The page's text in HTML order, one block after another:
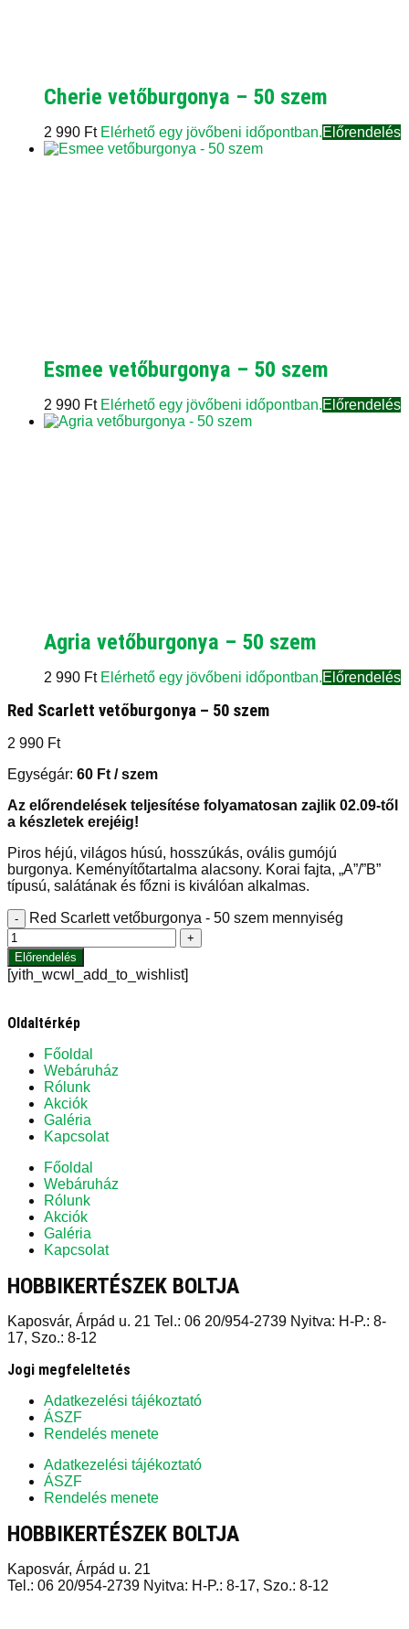
Cherie vetőburgonya – 50 szem
2 990 Ft Elérhető egy jövőbeni időpontban.Előrendelés
Esmee vetőburgonya – 50 szem
2 990 Ft Elérhető egy jövőbeni időpontban.Előrendelés
Agria vetőburgonya – 50 szem
2 990 Ft Elérhető egy jövőbeni időpontban.Előrendelés
Red Scarlett vetőburgonya – 50 szem
2 990 Ft
Egységár: 60 Ft / szem
Az előrendelések teljesítése folyamatosan zajlik 02.09-től
a készletek erejéig!
Piros héjú, világos húsú, hosszúkás, ovális gumójú
burgonya. Keményítőtartalma alacsony. Korai fajta, „A”/”B”
típusú, salátának és főzni is kiválóan alkalmas.
- Red Scarlett vetőburgonya - 50 szem mennyiség
+
Előrendelés
[yith_wcwl_add_to_wishlist]
Oldaltérkép
Főoldal
Webáruház
Rólunk
Akciók
Galéria
Kapcsolat
Főoldal
Webáruház
Rólunk
Akciók
Galéria
Kapcsolat
HOBBIKERTÉSZEK BOLTJA
Kaposvár, Árpád u. 21 Tel.: 06 20/954-2739 Nyitva: H-P.: 8-
17, Szo.: 8-12
Jogi megfeleltetés
Adatkezelési tájékoztató
ÁSZF
Rendelés menete
Adatkezelési tájékoztató
ÁSZF
Rendelés menete
HOBBIKERTÉSZEK BOLTJA
Kaposvár, Árpád u. 21
Tel.: 06 20/954-2739 Nyitva: H-P.: 8-17, Szo.: 8-12